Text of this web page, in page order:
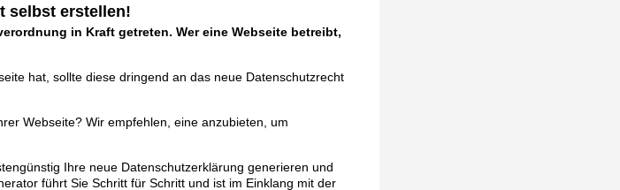
selbst erstellen!
in Kraft getreten. Wer eine Webseite betreibt,
hat, sollte diese dringend an das neue Datenschutzrecht
Webseite? Wir empfehlen, eine anzubieten, um
Ihre neue Datenschutzerklärung generieren und
führt Sie Schritt für Schritt und ist im Einklang mit der